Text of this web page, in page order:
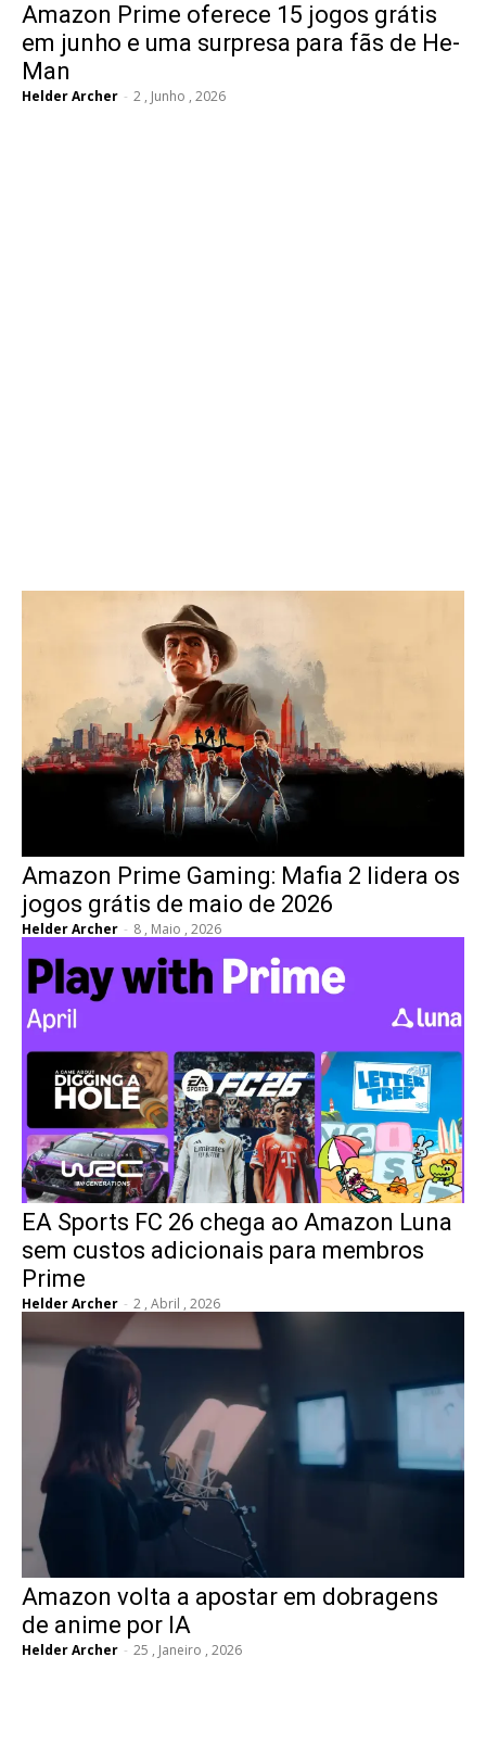
Amazon Prime oferece 15 jogos grátis
em junho e uma surpresa para fãs de He-
Man
Helder Archer - 2 , Junho , 2026
Amazon Prime Gaming: Mafia 2 lidera os
jogos grátis de maio de 2026
Helder Archer - 8 , Maio , 2026
EA Sports FC 26 chega ao Amazon Luna
sem custos adicionais para membros
Prime
Helder Archer - 2 , Abril , 2026
Amazon volta a apostar em dobragens
de anime por IA
Helder Archer - 25 , Janeiro , 2026